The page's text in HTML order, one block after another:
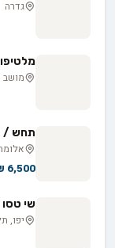
גדרה
מושב
תחש /
6,500 ₪
שי טסו
יפו,